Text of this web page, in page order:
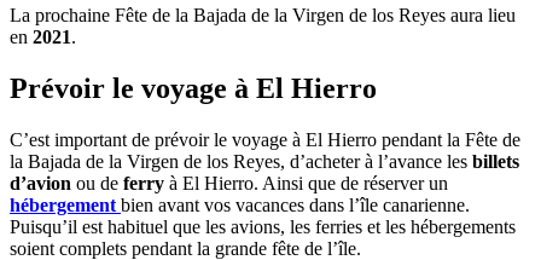
La prochaine Fête de la Bajada de la Virgen de los Reyes aura lieu
en 2021.
Prévoir le voyage à El Hierro
C’est important de prévoir le voyage à El Hierro pendant la Fête de
la Bajada de la Virgen de los Reyes, d’acheter à l’avance les billets
d’avion ou de ferry à El Hierro. Ainsi que de réserver un
hébergement bien avant vos vacances dans l’île canarienne.
Puisqu’il est habituel que les avions, les ferries et les hébergements
soient complets pendant la grande fête de l’île.